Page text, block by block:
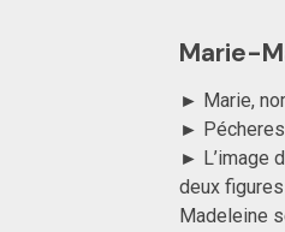
Marie-
► Marie,
►
► L’image
deux
Madeleine